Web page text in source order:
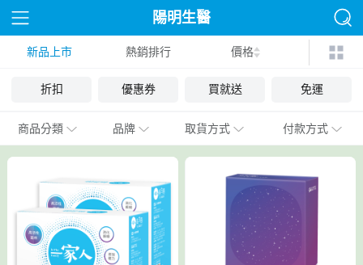
陽明生醫
新品上市 熱銷排行 價格
折扣 優惠券 買就送 免運
商品分類 品牌 取貨方式 付款方式